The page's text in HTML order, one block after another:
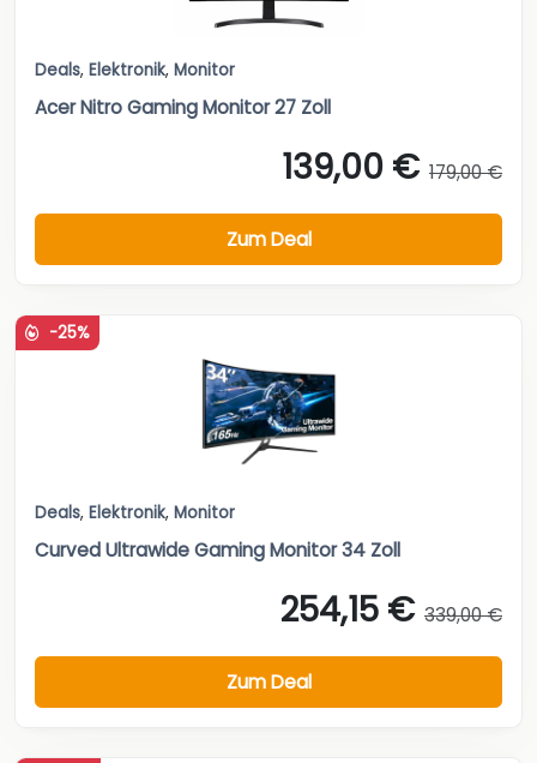
Deals, Elektronik, Monitor
Acer Nitro Gaming Monitor 27 Zoll
139,00 € 179,00 €
Zum Deal
-25%
Deals, Elektronik, Monitor
Curved Ultrawide Gaming Monitor 34 Zoll
254,15 € 339,00 €
Zum Deal